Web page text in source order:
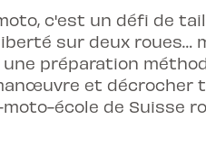
c'est un défi de
sur deux roues…
préparation
et décrocher
école de Suisse